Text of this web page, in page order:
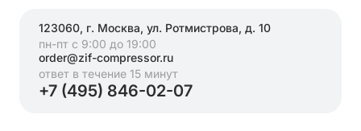
123060, г. Москва, ул. Ротмистрова, д. 10
пн-пт с 9:00 до 19:00
order@zif-compressor.ru
ответ в течение 15 минут
+7 (495) 846-02-07